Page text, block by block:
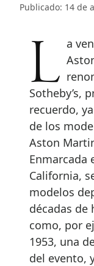
Publicado: 14 de
La venta inaugural de la Evening
Sotheby’s,
recuerdo,
de los
Aston
Enmarcada
California,
modelos
décadas
como, por
1953, una
del evento,